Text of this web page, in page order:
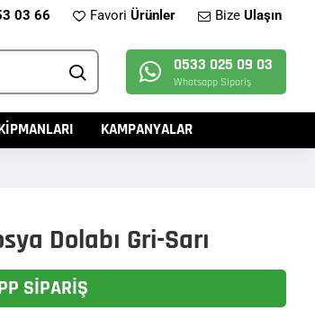
03 66 Favori Ürünler Bize Ulaşın
0533 025 09 03
Whatsapp Sipariş
KAMPANYALAR
Dolabı Gri-Sarı
SIPARIŞ